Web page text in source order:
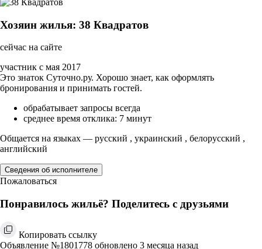
Хозяин жилья: 38 Квадратов
сейчас на сайте
участник с мая 2017
Это знаток Суточно.ру. Хорошо знает, как оформлять
бронирования и принимать гостей.
обрабатывает запросы всегда
среднее время отклика: 7 минут
Общается на языках — русский , украинский , белорусский ,
английский
Сведения об исполнителе
Пожаловаться
Понравилось жильё? Поделитесь с друзьями
Копировать ссылку
Объявление №1801778 обновлено 3 месяца назад